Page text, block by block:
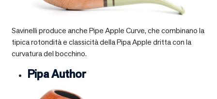
Savinelli produce anche Pipe Apple Curve, che combinano la
tipica rotondità e classicità della Pipa Apple dritta con la
curvatura del bocchino.
Pipa Author